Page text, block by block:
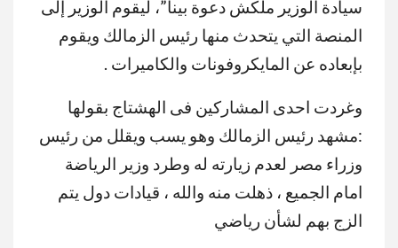
سيادة الوزير ملكش دعوة بينا”، ليقوم الوزير إلى
المنصة التي يتحدث منها رئيس الزمالك ويقوم
بإبعاده عن المايكروفونات والكاميرات .
وغردت احدى المشاركين فى الهشتاج بقولها
:مشهد رئيس الزمالك وهو يسب ويقلل من رئيس
وزراء مصر لعدم زيارته له وطرد وزير الرياضة
امام الجميع ، ذهلت منه والله ، قيادات دول يتم
الزج بهم لشأن رياضي